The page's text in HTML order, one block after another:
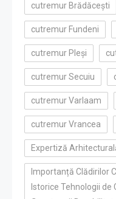
cutremur Brădăcești
cutremur Fundeni
cutremur Pleși
cutremur Secuiu
cutremur Varlaam
cutremur Vrancea
Expertiză
Importanță Clădirilor
Istorice Tehnologii de